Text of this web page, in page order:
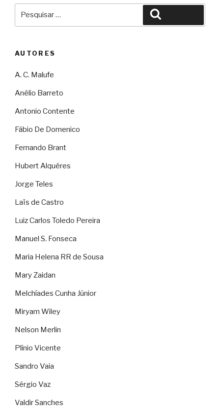
AUTORES
A. C. Malufe
Anélio Barreto
Antonio Contente
Fábio De Domenico
Fernando Brant
Hubert Alquéres
Jorge Teles
Laïs de Castro
Luiz Carlos Toledo Pereira
Manuel S. Fonseca
Maria Helena RR de Sousa
Mary Zaidan
Melchíades Cunha Júnior
Miryam Wiley
Nelson Merlin
Plínio Vicente
Sandro Vaia
Sérgio Vaz
Valdir Sanches